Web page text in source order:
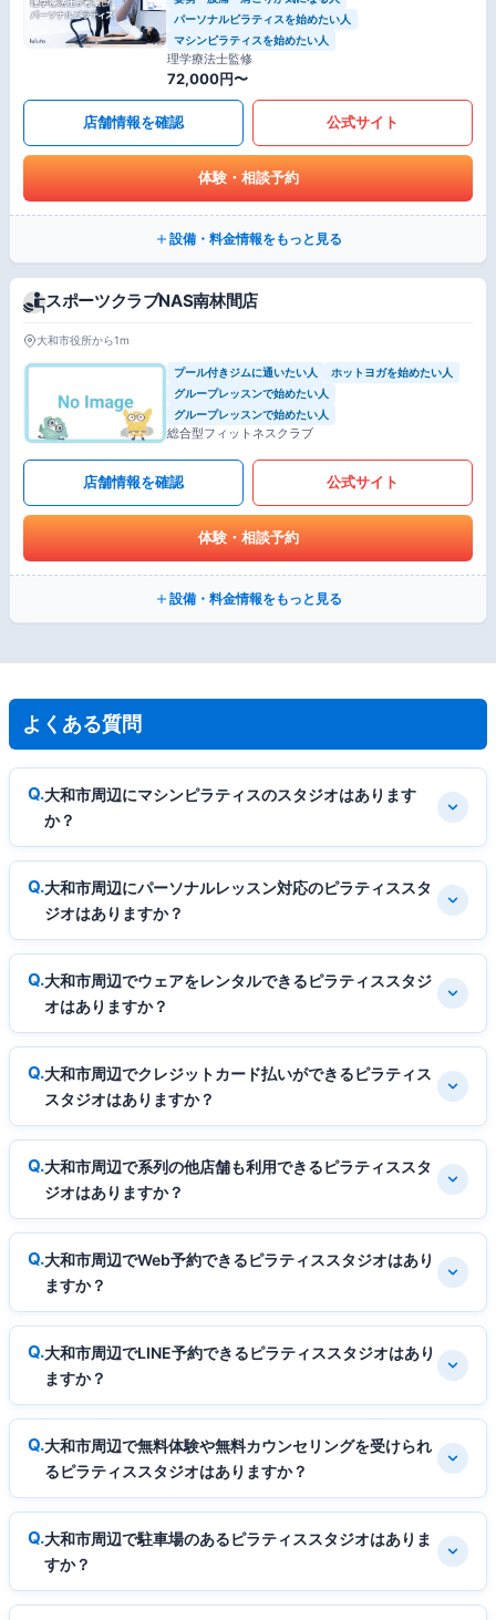
パーソナルピラティスを始めたい人
マシンピラティスを始めたい人
理学療法士監修
72,000円〜
店舗情報を確認 公式サイト
体験・相談予約
設備・料金情報をもっと見る
スポーツクラブNAS南林間店
大和市役所から1m
プール付きジムに通いたい人
ホットヨガを始めたい人
グループレッスンで始めたい人
グループレッスンで始めたい人
総合型フィットネスクラブ
店舗情報を確認 公式サイト
体験・相談予約
設備・料金情報をもっと見る
よくある質問
大和市周辺にマシンピラティスのスタジオはあります
か？
大和市周辺にパーソナルレッスン対応のピラティススタ
ジオはありますか？
大和市周辺でウェアをレンタルできるピラティススタジ
オはありますか？
大和市周辺でクレジットカード払いができるピラティス
スタジオはありますか？
大和市周辺で系列の他店舗も利用できるピラティススタ
ジオはありますか？
大和市周辺でWeb予約できるピラティススタジオはあり
ますか？
大和市周辺でLINE予約できるピラティススタジオはあり
ますか？
大和市周辺で無料体験や無料カウンセリングを受けられ
るピラティススタジオはありますか？
大和市周辺で駐車場のあるピラティススタジオはありま
すか？